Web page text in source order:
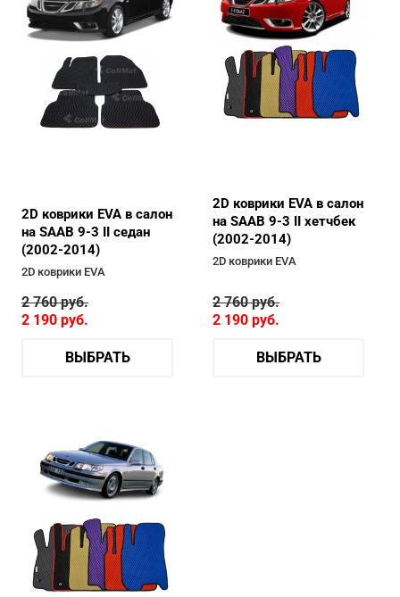
2D коврики EVA в салон
на SAAB 9-3 II седан
(2002-2014)
2D коврики EVA
2 760руб.
2 190 руб.
ВЫБРАТЬ
2D коврики EVA в салон
на SAAB 9-3 II хетчбек
(2002-2014)
2D коврики EVA
2 760руб.
2 190 руб.
ВЫБРАТЬ